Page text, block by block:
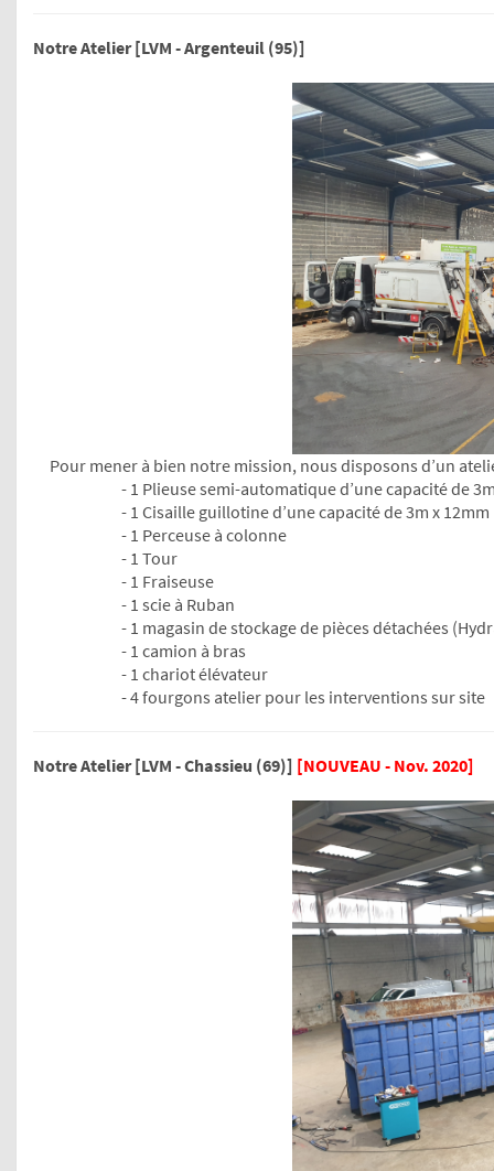
Notre Atelier [LVM - Argenteuil (95)]
Pour mener à bien notre mission, nous disposons d’un
- 1 Plieuse semi-automatique d’une capacité de
- 1 Cisaille guillotine d’une capacité de 3m x 12mm
- 1 Perceuse à colonne
- 1 Tour
- 1 Fraiseuse
- 1 scie à Ruban
- 1 magasin de stockage de pièces détachées
- 1 camion à bras
- 1 chariot élévateur
- 4 fourgons atelier pour les interventions sur site
Notre Atelier [LVM - Chassieu (69)] [NOUVEAU - Nov. 2020]